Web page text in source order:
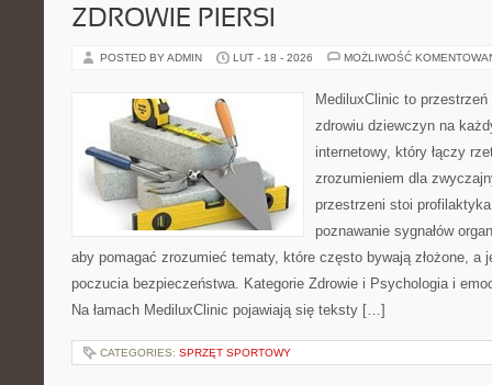
ZDROWIE PIERSI
POSTED BY ADMIN LUT - 18 - 2026 MOŻLIWOŚĆ
MediluxClinic to
zdrowiu dziewczyn na
internetowy, który łączy
zrozumieniem dla
przestrzeni stoi
poznawanie sygnałów
aby pomagać zrozumieć tematy, które często bywają złożone, a
poczucia bezpieczeństwa. Kategorie Zdrowie i Psychologia i
Na łamach MediluxClinic pojawiają się teksty […]
CATEGORIES: SPRZĘT SPORTOWY